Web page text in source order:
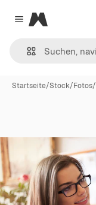
Close menu
Magnific
Startseite/Stock/Fotos/